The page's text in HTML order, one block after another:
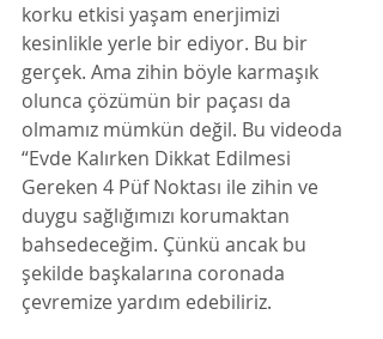
korku etkisi yaşam enerjimizi
kesinlikle yerle bir ediyor. Bu bir
gerçek. Ama zihin böyle karmaşık
olunca çözümün bir paçası da
olmamız mümkün değil. Bu videoda
“Evde Kalırken Dikkat Edilmesi
Gereken 4 Püf Noktası ile zihin ve
duygu sağlığımızı korumaktan
bahsedeceğim. Çünkü ancak bu
şekilde başkalarına coronada
çevremize yardım edebiliriz.